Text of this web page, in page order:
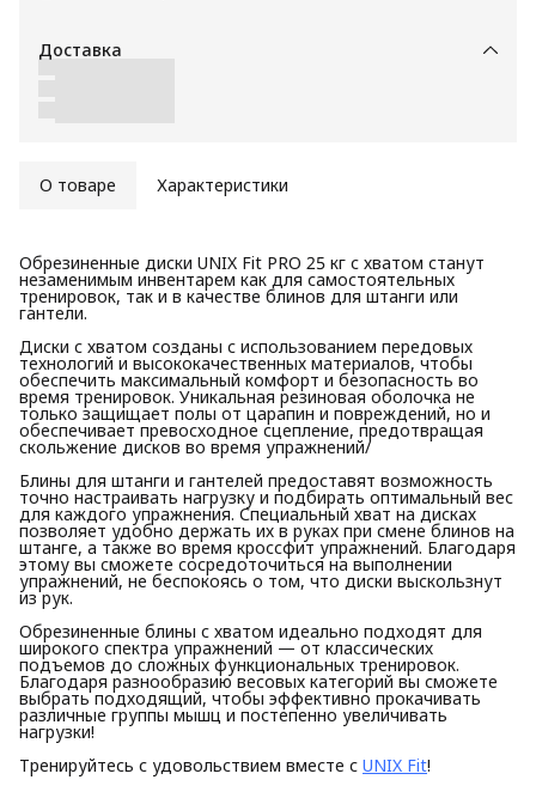
Доставка
О товаре Характеристики
Обрезиненные диски UNIX Fit PRO 25 кг с хватом станут
незаменимым инвентарем как для самостоятельных
тренировок, так и в качестве блинов для штанги или
гантели.
Диски с хватом созданы с использованием передовых
технологий и высококачественных материалов, чтобы
обеспечить максимальный комфорт и безопасность во
время тренировок. Уникальная резиновая оболочка не
только защищает полы от царапин и повреждений, но и
обеспечивает превосходное сцепление, предотвращая
скольжение дисков во время упражнений/
Блины для штанги и гантелей предоставят возможность
точно настраивать нагрузку и подбирать оптимальный вес
для каждого упражнения. Специальный хват на дисках
позволяет удобно держать их в руках при смене блинов на
штанге, а также во время кроссфит упражнений. Благодаря
этому вы сможете сосредоточиться на выполнении
упражнений, не беспокоясь о том, что диски выскользнут
из рук.
Обрезиненные блины с хватом идеально подходят для
широкого спектра упражнений — от классических
подъемов до сложных функциональных тренировок.
Благодаря разнообразию весовых категорий вы сможете
выбрать подходящий, чтобы эффективно прокачивать
различные группы мышц и постепенно увеличивать
нагрузки!
Тренируйтесь с удовольствием вместе с UNIX Fit!